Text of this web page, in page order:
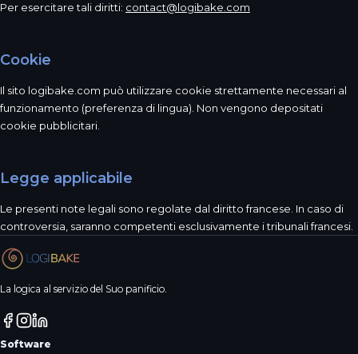
Per esercitare tali diritti: contact@logibake.com
Cookie
Il sito logibake.com può utilizzare cookie strettamente necessari al
funzionamento (preferenza di lingua). Non vengono depositati
cookie pubblicitari.
Legge applicabile
Le presenti note legali sono regolate dal diritto francese. In caso di
controversia, saranno competenti esclusivamente i tribunali francesi.
La logica al servizio del Suo panificio.
Software